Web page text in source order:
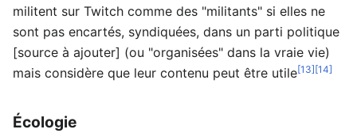
militent sur Twitch comme des "militants" si elles ne
sont pas encartés, syndiquées, dans un parti politique
[source à ajouter] (ou "organisées" dans la vraie vie)
mais considère que leur contenu peut être utile[13][14]
Écologie